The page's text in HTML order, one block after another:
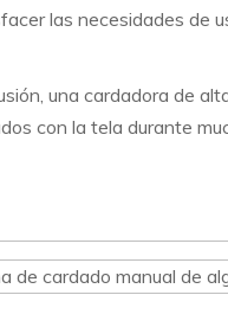
las necesidades de
una cardadora de
con la tela durante
de cardado manual de